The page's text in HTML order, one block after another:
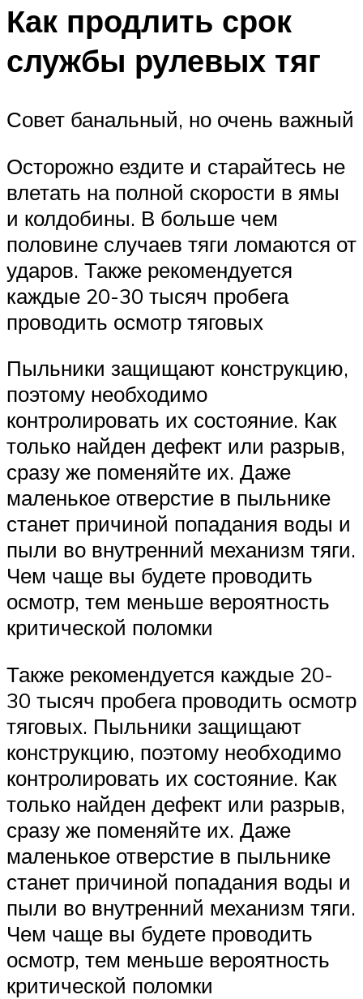
Как продлить срок
службы рулевых тяг
Совет банальный, но очень важный
Осторожно ездите и старайтесь не
влетать на полной скорости в ямы
и колдобины. В больше чем
половине случаев тяги ломаются от
ударов. Также рекомендуется
каждые 20-30 тысяч пробега
проводить осмотр тяговых
Пыльники защищают конструкцию,
поэтому необходимо
контролировать их состояние. Как
только найден дефект или разрыв,
сразу же поменяйте их. Даже
маленькое отверстие в пыльнике
станет причиной попадания воды и
пыли во внутренний механизм тяги.
Чем чаще вы будете проводить
осмотр, тем меньше вероятность
критической поломки
Также рекомендуется каждые 20-
30 тысяч пробега проводить осмотр
тяговых. Пыльники защищают
конструкцию, поэтому необходимо
контролировать их состояние. Как
только найден дефект или разрыв,
сразу же поменяйте их. Даже
маленькое отверстие в пыльнике
станет причиной попадания воды и
пыли во внутренний механизм тяги.
Чем чаще вы будете проводить
осмотр, тем меньше вероятность
критической поломки